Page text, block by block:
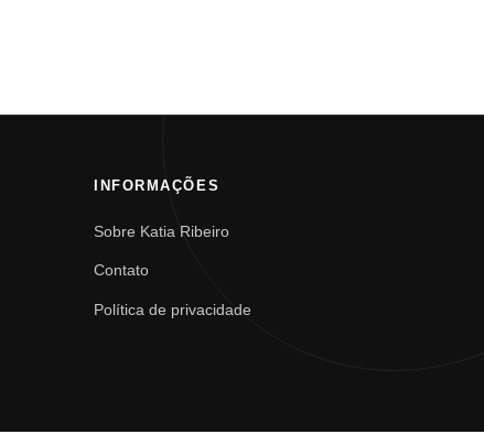
INFORMAÇÕES
Sobre Katia Ribeiro
Contato
Política de privacidade